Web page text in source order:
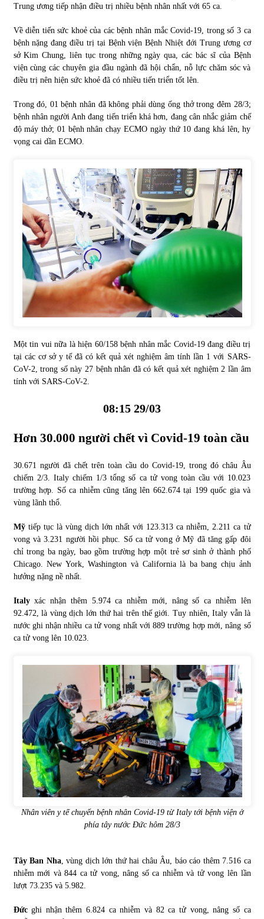
Trung ương tiếp nhận điều trị nhiều bệnh nhân nhất với 65 ca.
Về diễn tiến sức khoẻ của các bệnh nhân mắc Covid-19, trong số 3 ca
bệnh nặng đang điều trị tại Bệnh viện Bệnh Nhiệt đới Trung ương cơ
sở Kim Chung, liên tục trong những ngày qua, các bác sĩ của Bệnh
viện cùng các chuyên gia đầu ngành đã hội chẩn, nỗ lực chăm sóc và
điều trị nên hiện sức khoẻ đã có nhiều tiến triển tốt lên.
Trong đó, 01 bệnh nhân đã không phải dùng ống thở trong đêm 28/3;
bệnh nhân người Anh đang tiến triển khá hơn, đang cân nhắc giảm chế
độ máy thở; 01 bệnh nhân chạy ECMO ngày thứ 10 đang khá lên, hy
vọng cai dần ECMO.
Một tin vui nữa là hiện 60/158 bệnh nhân mắc Covid-19 đang điều trị
tại các cơ sở y tế đã có kết quả xét nghiệm âm tính lần 1 với SARS-
CoV-2, trong số này 27 bệnh nhân đã có kết quả xét nghiệm 2 lần âm
tính với SARS-CoV-2.
08:15 29/03
Hơn 30.000 người chết vì Covid-19 toàn cầu
30.671 người đã chết trên toàn cầu do Covid-19, trong đó châu Âu
chiếm 2/3. Italy chiếm 1/3 tổng số ca tử vong toàn cầu với 10.023
trường hợp. Số ca nhiễm cũng tăng lên 662.674 tại 199 quốc gia và
vùng lãnh thổ.
Mỹ tiếp tục là vùng dịch lớn nhất với 123.313 ca nhiễm, 2.211 ca tử
vong và 3.231 người hồi phục. Số ca tử vong ở Mỹ đã tăng gấp đôi
chỉ trong ba ngày, bao gồm trường hợp một trẻ sơ sinh ở thành phố
Chicago. New York, Washington và California là ba bang chịu ảnh
hưởng nặng nề nhất.
Italyxác nhận thêm 5.974 ca nhiễm mới, nâng số ca nhiễm lên
92.472, là vùng dịch lớn thứ hai trên thế giới. Tuy nhiên, Italy vẫn là
nước ghi nhận nhiều ca tử vong nhất với 889 trường hợp mới, nâng số
ca tử vong lên 10.023.
Nhân viên y tế chuyển bệnh nhân Covid-19 từ Italy tới bệnh viện ở
phía tây nước Đức hôm 28/3
Tây Ban Nha, vùng dịch lớn thứ hai châu Âu, báo cáo thêm 7.516 ca
nhiễm mới và 844 ca tử vong, nâng số ca nhiễm và tử vong lên lần
lượt 73.235 và 5.982.
Đứcghi nhận thêm 6.824 ca nhiễm và 82 ca tử vong, nâng số ca